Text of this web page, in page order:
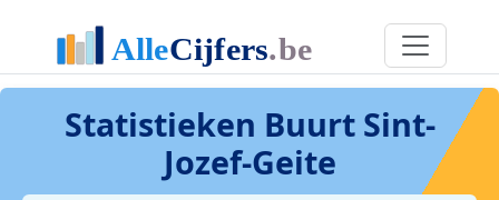
Statistieken Buurt Sint-
Jozef-Geite